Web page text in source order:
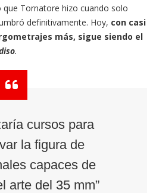
que Tornatore hizo cuando solo
definitivamente. Hoy, con casi
más, sigue siendo el
.
cursos para
la figura de
capaces de
arte del 35 mm”